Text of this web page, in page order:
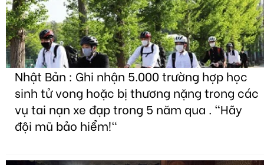
Nhật Bản : Ghi nhận 5.000 trường hợp học
sinh tử vong hoặc bị thương nặng trong các
vụ tai nạn xe đạp trong 5 năm qua . "Hãy
đội mũ bảo hiểm!"